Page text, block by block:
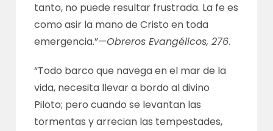
tanto, no puede resultar frustrada. La fe es
como asir la mano de Cristo en toda
emergencia.”—Obreros Evangélicos, 276.
“Todo barco que navega en el mar de la
vida, necesita llevar a bordo al divino
Piloto; pero cuando se levantan las
tormentas y arrecian las tempestades,